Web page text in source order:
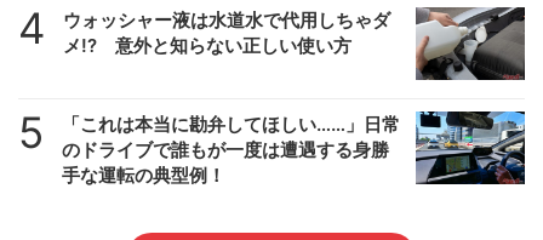
4
ウォッシャー液は水道水で代用しちゃダ
メ!? 意外と知らない正しい使い方
5
「これは本当に勘弁してほしい……」日常
のドライブで誰もが一度は遭遇する身勝
手な運転の典型例！